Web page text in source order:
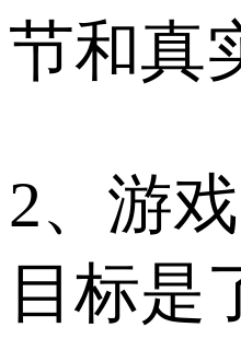
节和真
2、游
目标是